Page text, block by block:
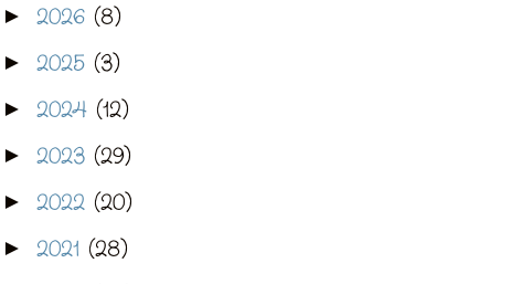
► 2026 (8)
► 2025 (3)
► 2024 (12)
► 2023 (29)
► 2022 (20)
► 2021 (28)